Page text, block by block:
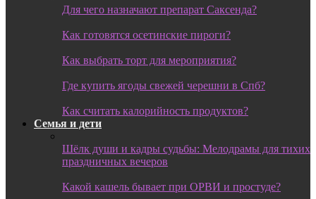
Для чего назначают препарат Саксенда?
Как готовятся осетинские пироги?
Как выбрать торт для мероприятия?
Где купить ягоды свежей черешни в Спб?
Как считать калорийность продуктов?
Семья и дети
Шёлк души и кадры судьбы: Мелодрамы для тихих
праздничных вечеров
Какой кашель бывает при ОРВИ и простуде?